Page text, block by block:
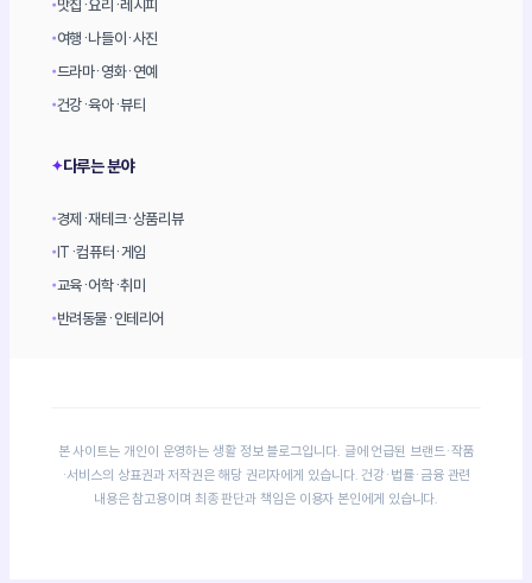
•맛집·요리·레시피
•여행·나들이·사진
•드라마·영화·연예
•건강·육아·뷰티
✦다루는 분야
•경제·재테크·상품리뷰
•IT·컴퓨터·게임
•교육·어학·취미
•반려동물·인테리어
본 사이트는 개인이 운영하는 생활 정보 블로그입니다. 글에 언급된 브랜드·작품
·서비스의 상표권과 저작권은 해당 권리자에게 있습니다. 건강·법률·금융 관련
내용은 참고용이며 최종 판단과 책임은 이용자 본인에게 있습니다.